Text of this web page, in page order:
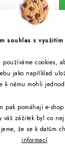
souhlas s
používáme cookies,
jako například
k němu mohli
pak pomáhají e-
váš zážitek byl co
že se k datům
informací
spodmínkami
vás